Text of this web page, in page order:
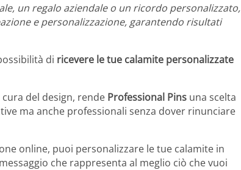
un regalo aziendale o un ricordo personalizzato,
e personalizzazione, garantendo risultati
di ricevere le tue calamite personalizzate
del design, rende Professional Pins una scelta
ma anche professionali senza dover rinunciare
online, puoi personalizzare le tue calamite in
che rappresenta al meglio ciò che vuoi